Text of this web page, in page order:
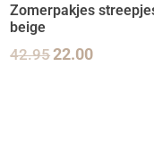
Zomerpakjes
beige
42.9522.00